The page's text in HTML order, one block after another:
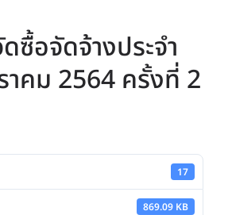
ซื้อจัดจ้างประจำ
าคม 2564 ครั้งที่ 2
17
869.09 KB